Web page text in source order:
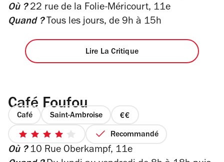
Où ? 22 rue de la Folie-Méricourt, 11e
Quand ? Tous les jours, de 9h à 15h
Lire La Critique
Café Foufou
Café Saint-Ambroise
prix
2
sur
4
sur
Recommandé
Où ?10 Rue Oberkampf, 11e